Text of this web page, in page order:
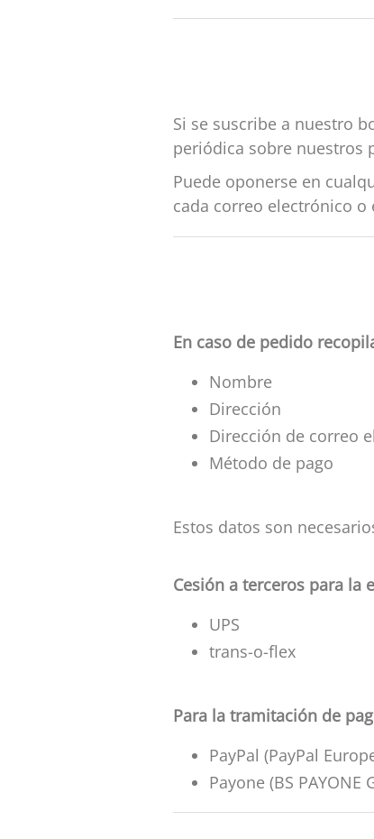
Si se suscribe a nuestro
periódica sobre nuestros
Puede oponerse en
cada correo electrónico
En caso de pedido
Nombre
Dirección
Dirección de correo
Método de pago
Estos datos son
Cesión a terceros para la
UPS
trans-o-flex
Para la tramitación de
PayPal (PayPal
Payone (BS PAYONE